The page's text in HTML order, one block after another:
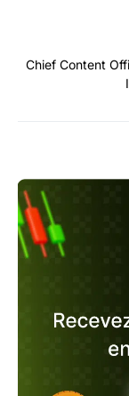
Chief Content